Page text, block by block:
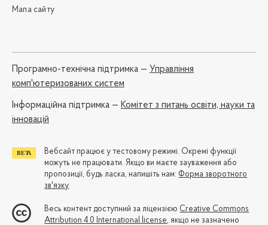
Мапа сайту
Програмно-технічна підтримка — Управління
комп'ютеризованих систем
Iнформаційна підтримка — Комітет з питань освіти, науки та
інновацій
Вебсайт працює у тестовому режимі. Окремі функції
можуть не працювати. Якщо ви маєте зауваження або
пропозиції, будь ласка, напишіть нам: Форма зворотного
зв'язку
Весь контент доступний за ліцензією Creative Commons
Attribution 4.0 International license, якщо не зазначено